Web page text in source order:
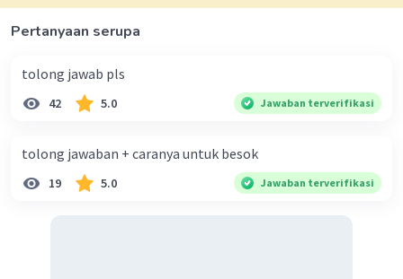
Pertanyaan serupa
tolong jawab pls
42 5.0 Jawaban terverifikasi
tolong jawaban + caranya untuk besok
19 5.0 Jawaban terverifikasi